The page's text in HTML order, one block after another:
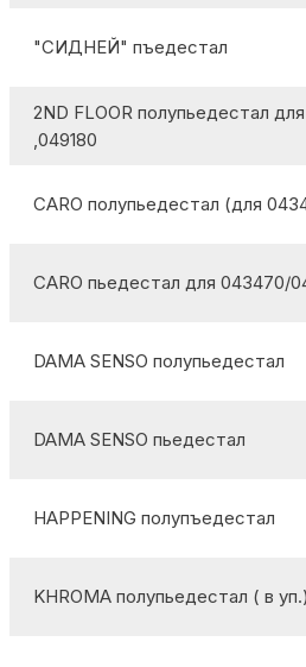
"СИДНЕЙ" пъедестал
2ND FLOOR полупьедестал
,049180
CARO полупьедестал (для
CARO пьедестал для 043470/
DAMA SENSO полупьедестал
DAMA SENSO пьедестал
HAPPENING полупъедестал
KHROMA полупьедестал ( в уп.)